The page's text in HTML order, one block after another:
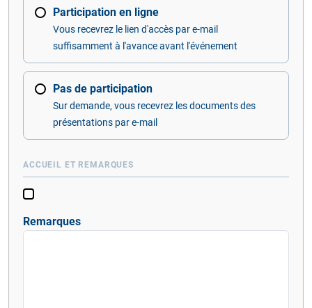
Participation en ligne
Vous recevrez le lien d'accès par e-mail
suffisamment à l'avance avant l'événement
Pas de participation
Sur demande, vous recevrez les documents des
présentations par e-mail
ACCUEIL ET REMARQUES
Remarques